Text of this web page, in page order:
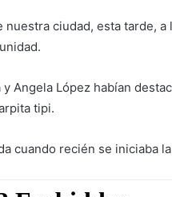
ciudad, esta tarde, a
y Angela López habían
tipi.
cuando recién se iniciaba la